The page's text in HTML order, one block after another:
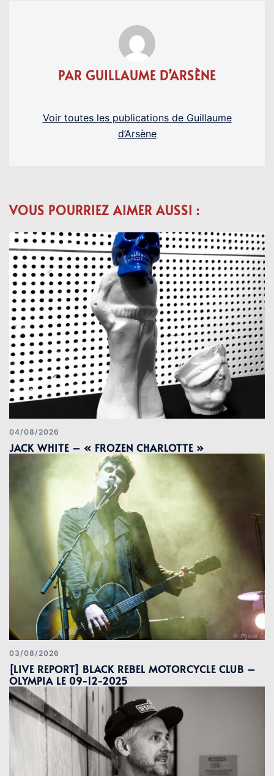
PAR GUILLAUME D’ARSÈNE
Voir toutes les publications de Guillaume
d’Arsène
VOUS POURRIEZ AIMER AUSSI :
04/08/2026
JACK WHITE – « FROZEN CHARLOTTE »
03/08/2026
[LIVE REPORT] BLACK REBEL MOTORCYCLE CLUB –
OLYMPIA LE 09-12-2025